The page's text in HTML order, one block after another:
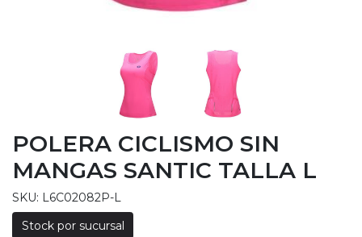
POLERA CICLISMO SIN
MANGAS SANTIC TALLA L
SKU: L6C02082P-L
Stock por sucursal